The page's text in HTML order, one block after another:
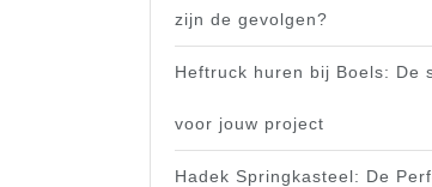
zijn de gevolgen?
Heftruck huren bij Boels: De
voor jouw project
Hadek Springkasteel: De